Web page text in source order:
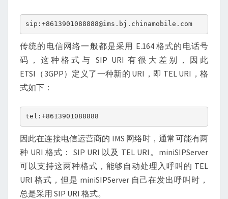
sip:+8613901088888@ims.bj.chinamobile.com
传统的电信网络一般都是采用 E.164 格式的电话号
码，这种格式与 SIP URI 有很大差别，因此
ETSI（3GPP）定义了一种新的 URI，即 TEL URI，格
式如下：
tel:+8613901088888
因此在连接电信运营商的 IMS 网络时，通常可能有两
种 URI 格式： SIP URI 以及 TEL URI。miniSIPServer
可以支持这两种格式，能够自动处理入呼叫的 TEL
URI 格式，但是 miniSIPServer 自己在发出呼叫时，
总是采用 SIP URI 格式。